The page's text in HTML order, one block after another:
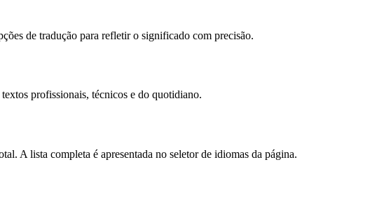
de tradução para refletir o significado com precisão.
profissionais, técnicos e do quotidiano.
A lista completa é apresentada no seletor de idiomas da página.